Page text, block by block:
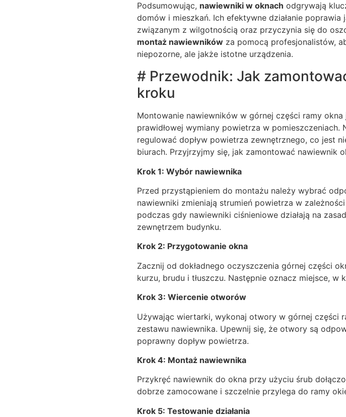
Podsumowując, nawiewniki w oknach odgrywają
domów i mieszkań. Ich efektywne działanie
związanym z wilgotnością oraz przyczynia się do
montaż nawiewników za pomocą profesjonalistów,
niepozorne, ale jakże istotne urządzenia.
# Przewodnik: Jak
kroku
Montowanie nawiewników w górnej części ramy
prawidłowej wymiany powietrza w
regulować dopływ powietrza zewnętrznego, co jest
biurach. Przyjrzyjmy się, jak zamontować nawiewnik
Krok 1: Wybór nawiewnika
Przed przystąpieniem do montażu należy wybrać
nawiewniki zmieniają strumień powietrza w
podczas gdy nawiewniki ciśnieniowe działają na
zewnętrzem budynku.
Krok 2: Przygotowanie okna
Zacznij od dokładnego oczyszczenia górnej części
kurzu, brudu i tłuszczu. Następnie oznacz miejsce,
Krok 3: Wiercenie otworów
Używając wiertarki, wykonaj otwory w górnej części
zestawu nawiewnika. Upewnij się, że otwory są
poprawny dopływ powietrza.
Krok 4: Montaż nawiewnika
Przykręć nawiewnik do okna przy użyciu śrub
dobrze zamocowane i szczelnie przylega do ramy
Krok 5: Testowanie działania